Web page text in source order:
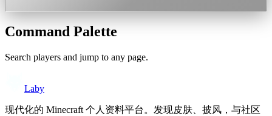
Command Palette
Search players and jump to any page.
Laby
现代化的 Minecraft 个人资料平台。发现皮肤、披风，与社区